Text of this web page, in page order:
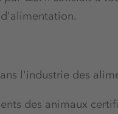
l'industrie des
des animaux